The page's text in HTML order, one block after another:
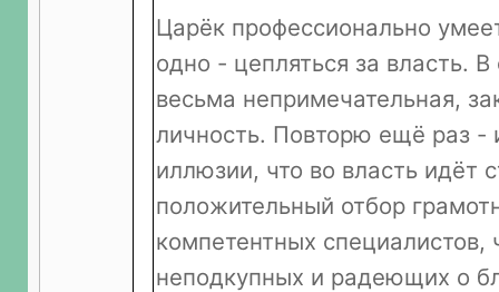
Царёк профессионально
одно - цепляться за власть.
весьма непримечательная,
личность. Повторю ещё раз -
иллюзии, что во власть идёт
положительный отбор
компетентных специалистов,
неподкупных и радеющих о